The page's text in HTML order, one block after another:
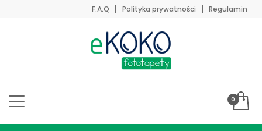
F.A.Q Polityka prywatności Regulamin